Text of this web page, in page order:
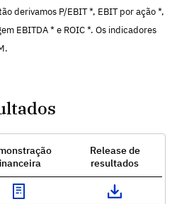
derivamos P/EBIT *, EBIT por ação *,
EBITDA * e ROIC *. Os indicadores
Release de
resultados